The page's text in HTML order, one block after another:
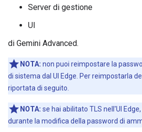
Server di gestione
UI
di Gemini Advanced.
NOTA: non puoi reimpostare la
di sistema dal UI Edge. Per reimpostarla
riportata di seguito.
NOTA: se hai abilitato TLS nell'UI
durante la modifica della password di